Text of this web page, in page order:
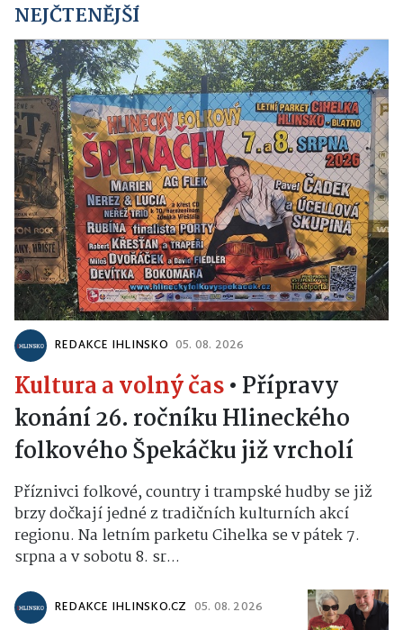
NEJČTENĚJŠÍ
REDAKCE IHLINSKO 05. 08. 2026
Kultura a volný čas• Přípravy
konání 26. ročníku Hlineckého
folkového Špekáčku již vrcholí
Příznivci folkové, country i trampské hudby se již
brzy dočkají jedné z tradičních kulturních akcí
regionu. Na letním parketu Cihelka se v pátek 7.
srpna a v sobotu 8. sr...
REDAKCE IHLINSKO.CZ 05. 08. 2026